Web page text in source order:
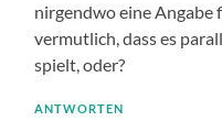
nirgendwo eine Angabe
vermutlich, dass es
spielt, oder?
ANTWORTEN